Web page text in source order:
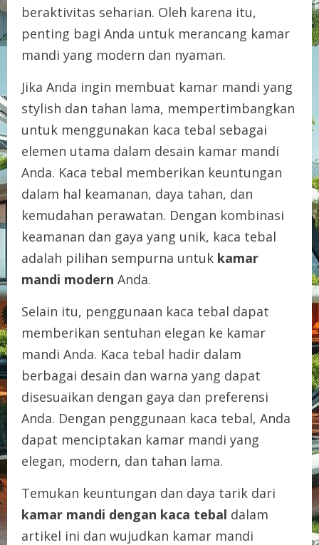
beraktivitas seharian. Oleh karena itu,
penting bagi Anda untuk merancang kamar
mandi yang modern dan nyaman.
Jika Anda ingin membuat kamar mandi yang
stylish dan tahan lama, mempertimbangkan
untuk menggunakan kaca tebal sebagai
elemen utama dalam desain kamar mandi
Anda. Kaca tebal memberikan keuntungan
dalam hal keamanan, daya tahan, dan
kemudahan perawatan. Dengan kombinasi
keamanan dan gaya yang unik, kaca tebal
adalah pilihan sempurna untuk kamar
mandi modern Anda.
Selain itu, penggunaan kaca tebal dapat
memberikan sentuhan elegan ke kamar
mandi Anda. Kaca tebal hadir dalam
berbagai desain dan warna yang dapat
disesuaikan dengan gaya dan preferensi
Anda. Dengan penggunaan kaca tebal, Anda
dapat menciptakan kamar mandi yang
elegan, modern, dan tahan lama.
Temukan keuntungan dan daya tarik dari
kamar mandi dengan kaca tebal dalam
artikel ini dan wujudkan kamar mandi